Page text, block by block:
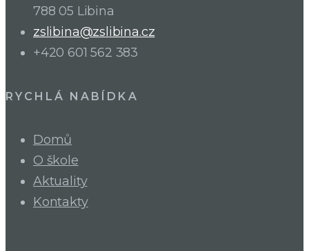
788 05 Libina
zslibina@zslibina.cz
+420 601 562 383
RYCHLÁ NABÍDKA
Domů
O škole
Aktuality
Kontakty